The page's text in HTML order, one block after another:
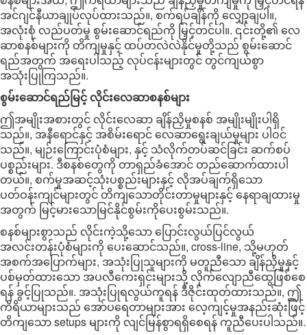
အင်ဂျင်နီယာချုပ်လုပ်ထားသည်။, စက်ရပ်ချိန်ကို လျှော့ချပါ။,
အလုံးစုံ လည်ပတ်မှု စွမ်းဆောင်ရည်ကို မြှင့်တင်ပါ။. ၎င်းတို့၏ လေ
ဆာစနစ်များကို တိကျမှုနှင့် ထပ်တလဲလဲနိုင်မှုတို့သည် စွမ်းဆောင်
ရည်အတွက် အရေးပါသည့် လုပ်ငန်းများတွင် တွင်ကျယ်စွာ
အသုံးပြုကြသည်။.
စွမ်းဆောင်ရည်မြင့် လိုင်းလေဆာစနစ်များ
ဤအမျိုးအစားတွင် လိုင်းလေဆာ ချိန်ညှိမှုစနစ် အမျိုးမျိုးပါရှိ
သည်။, အနီရောင်နှင့် အစိမ်းရောင် လေဆာရွေးချယ်မှုများ ပါဝင်
သည်။, မျဉ်းကြောင်းပုံစံများ, နှင့် သံလိုက်တပ်ဆင်ခြင်း ဆက်စပ်
ပစ္စည်းများ. ဒီစနစ်တွေကို တာရှည်ခံအောင် တည်ဆောက်ထားပါ
တယ်။, စက်မှုအဆင့်သုံးပစ္စည်းများနှင့် လိုအပ်ချက်ရှိသော
ပတ်ဝန်းကျင်များတွင် တိကျသောတိုင်းတာမှုများနှင့် နေရာချထားမှု
အတွက် မြင့်မားသောမြင်နိုင်စွမ်းကိုပေးစွမ်းသည်။.
စနစ်များစွာသည် လိုင်းကဲ့သို့သော ပြောင်းလွယ်ပြင်လွယ်
အလင်းတန်းပုံစံများကို ပေးဆောင်သည်။, cross-line, သို့မဟုတ်
အစက်အပြောက်များ, အသုံးပြုသူများကို မတူညီသော ချိန်ညှိမှုနှင့်
ပစ်မှတ်ထားသော အပလီကေးရှင်းများသို့ လိုက်လျောညီထွေဖြစ်စေ
ရန် ခွင့်ပြုသည်။. အသုံးပြုရလွယ်ကူရန် ဒီဇိုင်းထုတ်ထားသည်။, ဤ
ကိရိယာများသည် အော်ပရေတာများအား လေ့ကျင့်မှုအနည်းဆုံးဖြင့်
တိကျသော setups များကို လျင်မြန်စွာရရှိစေရန် ကူညီပေးပါသည်။.